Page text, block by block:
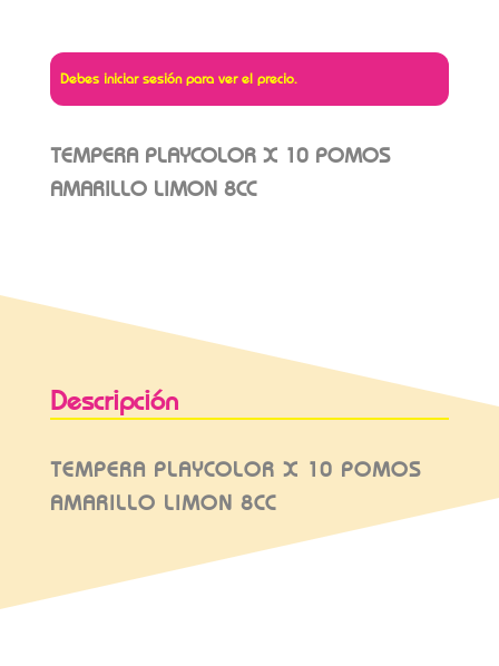
Debes iniciar sesión para ver el precio.
TEMPERA PLAYCOLOR X 10 POMOS
AMARILLO LIMON 8CC
Descripción
TEMPERA PLAYCOLOR X 10 POMOS
AMARILLO LIMON 8CC